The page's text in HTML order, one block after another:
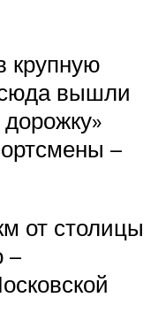
крупную
вышли
–
от столицы
–